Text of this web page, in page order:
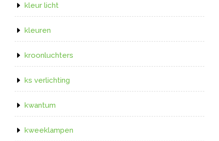
kleur licht
kleuren
kroonluchters
ks verlichting
kwantum
kweeklampen